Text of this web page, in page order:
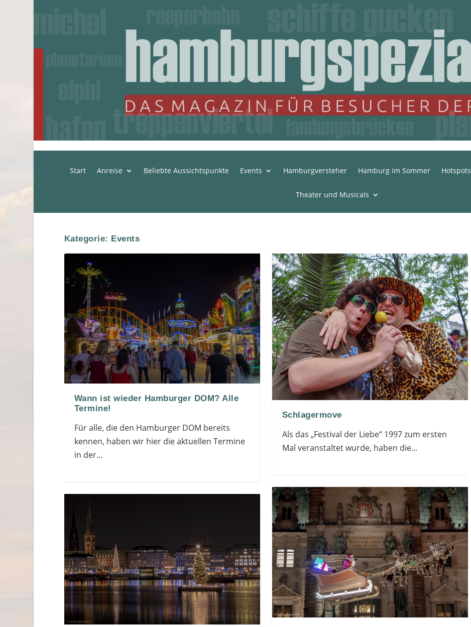
Start Anreise Beliebte Aussichtspunkte Events Hamburgversteher Hamburg im Sommer Hotspots
Theater und Musicals
Kategorie: Events
Wann ist wieder Hamburger DOM? Alle
Termine!
Für alle, die den Hamburger DOM bereits
kennen, haben wir hier die aktuellen Termine
in der...
Schlagermove
Als das „Festival der Liebe“ 1997 zum ersten
Mal veranstaltet wurde, haben die...